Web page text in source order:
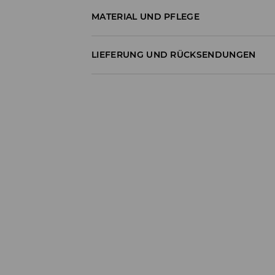
MATERIAL UND PFLEGE
LIEFERUNG UND RÜCKSENDUNGEN